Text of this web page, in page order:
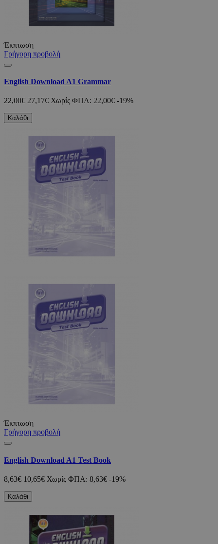
Έκπτωση
Γρήγορη προβολή
English Download A1 Grammar
22,00€ 27,17€ Χωρίς ΦΠΑ: 22,00€ -19%
Καλάθι
Έκπτωση
Γρήγορη προβολή
English Download A1 Test Book
8,63€ 10,65€ Χωρίς ΦΠΑ: 8,63€ -19%
Καλάθι